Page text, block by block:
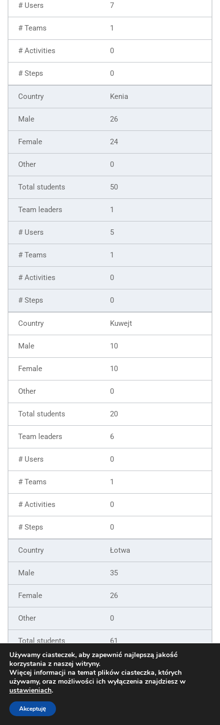
7
1
0
0
Kenia
26
24
0
50
1
5
1
0
0
Kuwejt
10
10
0
20
6
0
1
0
0
Łotwa
35
26
0
61
6
Używamy ciasteczek, aby zapewnić najlepszą jakość
korzystania z naszej witryny.
Więcej informacji na temat plików ciasteczka, których
używamy, oraz możliwości ich wyłączenia znajdziesz w
ustawieniach.
Akceptuję